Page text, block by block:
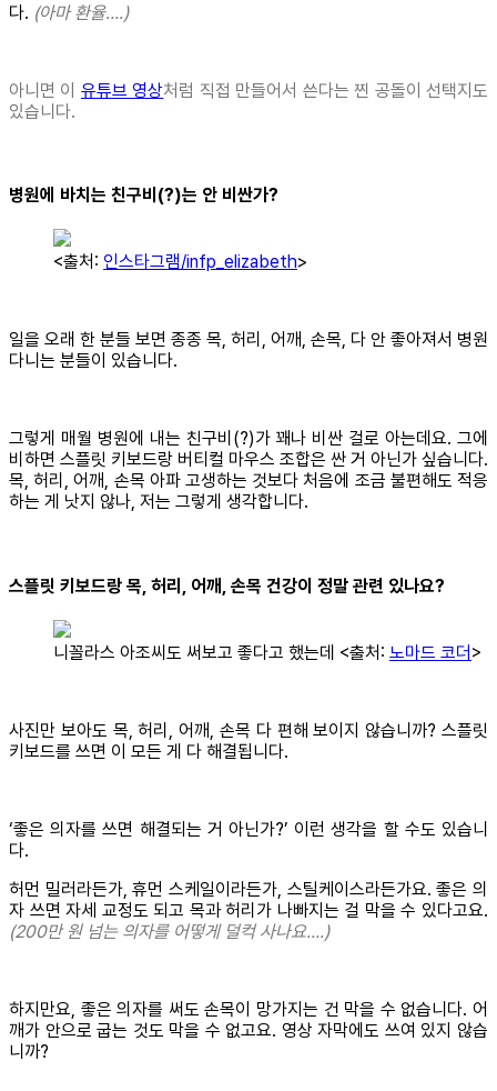
다. (아마 환율….)
아니면 이 유튜브 영상처럼 직접 만들어서 쓴다는 찐 공돌이 선택지도
있습니다.
병원에 바치는 친구비(?)는 안 비싼가?
<출처: 인스타그램/infp_elizabeth>
일을 오래 한 분들 보면 종종 목, 허리, 어깨, 손목, 다 안 좋아져서 병원
다니는 분들이 있습니다.
그렇게 매월 병원에 내는 친구비(?)가 꽤나 비싼 걸로 아는데요. 그에
비하면 스플릿 키보드랑 버티컬 마우스 조합은 싼 거 아닌가 싶습니다.
목, 허리, 어깨, 손목 아파 고생하는 것보다 처음에 조금 불편해도 적응
하는 게 낫지 않나, 저는 그렇게 생각합니다.
스플릿 키보드랑 목, 허리, 어깨, 손목 건강이 정말 관련 있나요?
니꼴라스 아조씨도 써보고 좋다고 했는데 <출처: 노마드 코더 >
사진만 보아도 목, 허리, 어깨, 손목 다 편해 보이지 않습니까? 스플릿
키보드를 쓰면 이 모든 게 다 해결됩니다.
‘좋은 의자를 쓰면 해결되는 거 아닌가?’ 이런 생각을 할 수도 있습니
다.
허먼 밀러라든가, 휴먼 스케일이라든가, 스틸케이스라든가요. 좋은 의
자 쓰면 자세 교정도 되고 목과 허리가 나빠지는 걸 막을 수 있다고요.
(200만 원 넘는 의자를 어떻게 덜컥 사나요….)
하지만요, 좋은 의자를 써도 손목이 망가지는 건 막을 수 없습니다. 어
깨가 안으로 굽는 것도 막을 수 없고요. 영상 자막에도 쓰여 있지 않습
니까?